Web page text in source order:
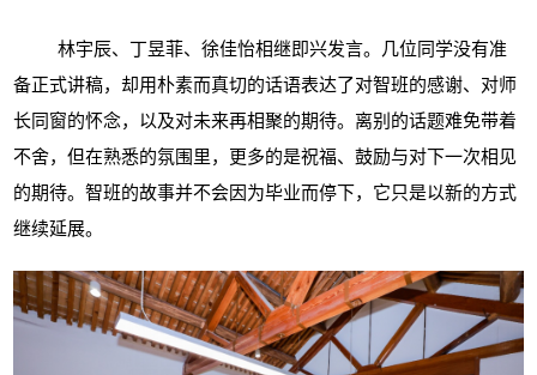
林宇辰、丁昱菲、徐佳怡相继即兴发言。几位同学没有准
备正式讲稿，却用朴素而真切的话语表达了对智班的感谢、对师
长同窗的怀念，以及对未来再相聚的期待。离别的话题难免带着
不舍，但在熟悉的氛围里，更多的是祝福、鼓励与对下一次相见
的期待。智班的故事并不会因为毕业而停下，它只是以新的方式
继续延展。